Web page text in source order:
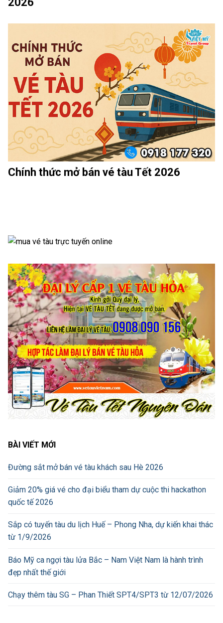
Chính thức mở bán vé tàu Tết 2026
BÀI VIẾT MỚI
Đường sắt mở bán vé tàu khách sau Hè 2026
Giảm 20% giá vé cho đại biểu tham dự cuộc thi hackathon
quốc tế 2026
Sắp có tuyến tàu du lịch Huế – Phong Nha, dự kiến khai thác
từ 1/9/2026
Báo Mỹ ca ngợi tàu lửa Bắc – Nam Việt Nam là hành trình
đẹp nhất thế giới
Chạy thêm tàu SG – Phan Thiết SPT4/SPT3 từ 12/07/2026